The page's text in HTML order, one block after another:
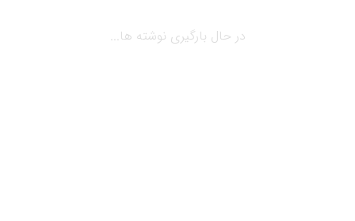
در حال بارگیری نوشته ها...